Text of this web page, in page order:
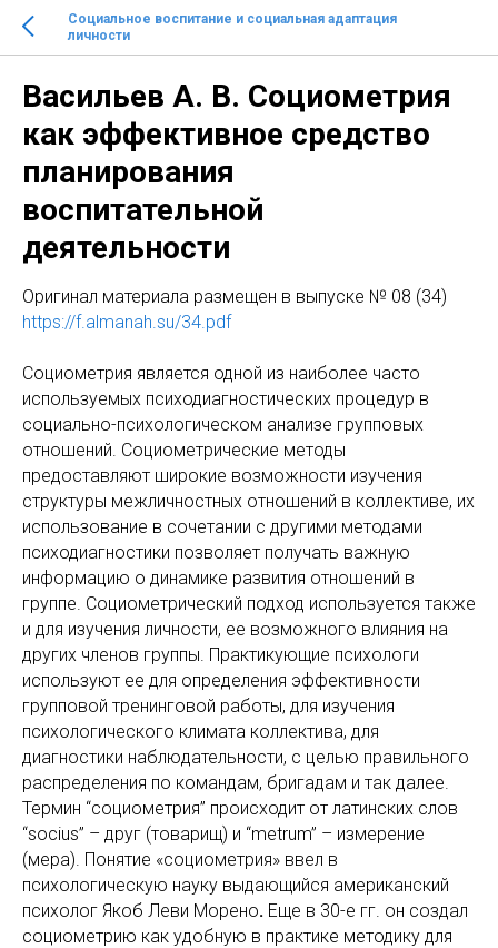
Социальное воспитание и социальная адаптация
личности
Васильев А. В. Социометрия
как эффективное средство
планирования
воспитательной
деятельности
Оригинал материала размещен в выпуске № 08 (34)
https://f.almanah.su/34.pdf
Социометрия является одной из наиболее часто
используемых психодиагностических процедур в
социально-психологическом анализе групповых
отношений. Социометрические методы
предоставляют широкие возможности изучения
структуры межличностных отношений в коллективе, их
использование в сочетании с другими методами
психодиагностики позволяет получать важную
информацию о динамике развития отношений в
группе. Социометрический подход используется также
и для изучения личности, ее возможного влияния на
других членов группы. Практикующие психологи
используют ее для определения эффективности
групповой тренинговой работы, для изучения
психологического климата коллектива, для
диагностики наблюдательности, с целью правильного
распределения по командам, бригадам и так далее.
Термин “социометрия” происходит от латинских слов
“socius” – друг (товарищ) и “metrum” – измерение
(мера). Понятие «социометрия» ввел в
психологическую науку выдающийся американский
психолог Якоб Леви Морено. Еще в 30-е гг. он создал
социометрию как удобную в практике методику для